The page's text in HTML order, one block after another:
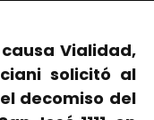
Vialidad,
solicitó al
decomiso del